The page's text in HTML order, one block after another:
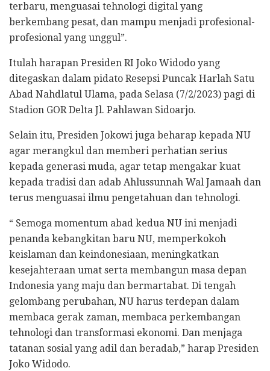
terbaru, menguasai tehnologi digital yang
berkembang pesat, dan mampu menjadi profesional-
profesional yang unggul”.
Itulah harapan Presiden RI Joko Widodo yang
ditegaskan dalam pidato Resepsi Puncak Harlah Satu
Abad Nahdlatul Ulama, pada Selasa (7/2/2023) pagi di
Stadion GOR Delta Jl. Pahlawan Sidoarjo.
Selain itu, Presiden Jokowi juga beharap kepada NU
agar merangkul dan memberi perhatian serius
kepada generasi muda, agar tetap mengakar kuat
kepada tradisi dan adab Ahlussunnah Wal Jamaah dan
terus menguasai ilmu pengetahuan dan tehnologi.
“ Semoga momentum abad kedua NU ini menjadi
penanda kebangkitan baru NU, memperkokoh
keislaman dan keindonesiaan, meningkatkan
kesejahteraan umat serta membangun masa depan
Indonesia yang maju dan bermartabat. Di tengah
gelombang perubahan, NU harus terdepan dalam
membaca gerak zaman, membaca perkembangan
tehnologi dan transformasi ekonomi. Dan menjaga
tatanan sosial yang adil dan beradab,” harap Presiden
Joko Widodo.